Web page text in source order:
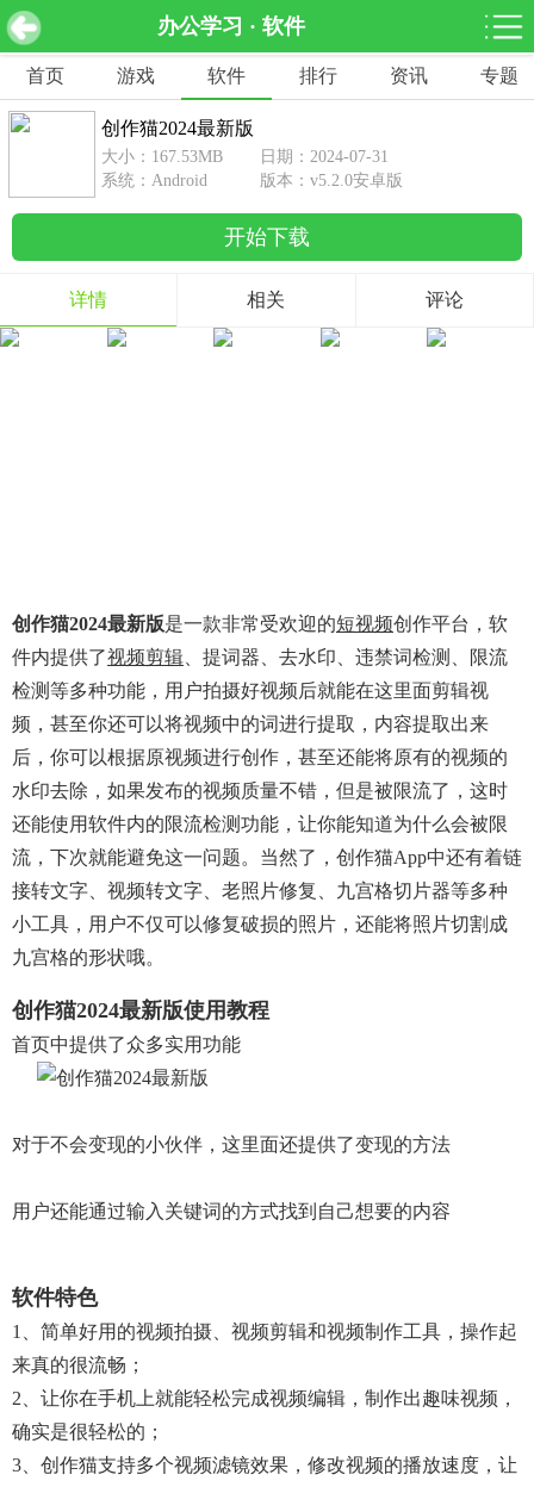
办公学习 · 软件
网游分类 软件分类
休闲益智
462款游戏
赛车竞速
122款游戏
1642款游戏
动作射击
351款游戏
69款游戏
经营养成
冒险解谜
首页 游戏 软件 排行 资讯 专题
创作猫2024最新版 v5.2.0安卓版 下载
创作猫2024最新版
大小：167.53MB
日期：2024-07-31
系统：Android
版本：v5.2.0安卓版
开始下载
详情 相关 评论
创作猫2024最新版是一款非常受欢迎的短视频创作平台，软
件内提供了视频剪辑 、提词器、去水印、违禁词检测、限流
检测等多种功能，用户拍摄好视频后就能在这里面剪辑视
频，甚至你还可以将视频中的词进行提取，内容提取出来
后，你可以根据原视频进行创作，甚至还能将原有的视频的
水印去除，如果发布的视频质量不错，但是被限流了，这时
还能使用软件内的限流检测功能，让你能知道为什么会被限
流，下次就能避免这一问题。当然了，创作猫app中还有着链
接转文字、视频转文字、老照片修复、九宫格切片器等多种
小工具，用户不仅可以修复破损的照片，还能将照片切割成
九宫格的形状哦。
创作猫2024最新版使用教程
首页中提供了众多实用功能
对于不会变现的小伙伴，这里面还提供了变现的方法
用户还能通过输入关键词的方式找到自己想要的内容
软件特色
1、简单好用的视频拍摄、视频剪辑和视频制作工具，操作起
来真的很流畅；
2、让你在手机上就能轻松完成视频编辑，制作出趣味视频，
确实是很轻松的；
3、创作猫支持多个视频滤镜效果，修改视频的播放速度，让